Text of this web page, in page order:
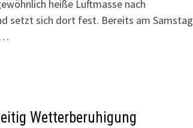
heiße Luftmasse nach
setzt sich dort fest. Bereits am Samstag
…
Wetterberuhigung